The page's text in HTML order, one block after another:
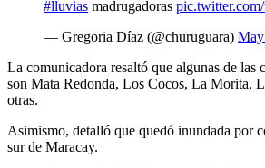
#lluvias madrugadoras
— Gregoria Díaz (@churuguara)
La comunicadora resaltó que algunas de las
son Mata Redonda, Los Cocos, La Morita,
otras.
Asimismo, detalló que quedó inundada por
sur de Maracay.